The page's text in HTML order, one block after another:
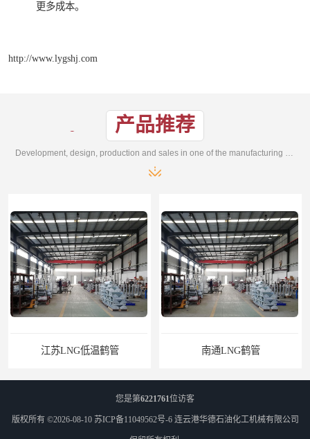
更多成本。
http://www.lygshj.com
产品推荐
江苏LNG低温鹤管 南通LNG鹤管
您是第6221761位访客
版权所有 ©2026-08-10 苏ICP备11049562号-6 连云港华德石油化工机械有限公司